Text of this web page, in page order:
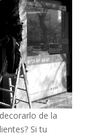
de la
Si tu